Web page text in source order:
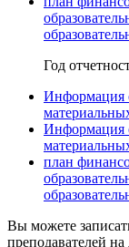
Год
Информация
Информация
план
Вы можете
преподавателей